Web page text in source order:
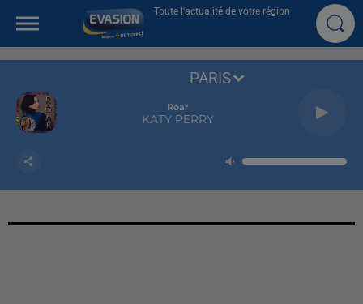
Toute l'actualité de votre région
Roar
KATY PERRY
PARIS